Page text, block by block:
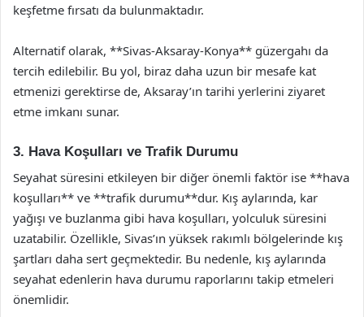
keşfetme fırsatı da bulunmaktadır.
Alternatif olarak, **Sivas-Aksaray-Konya** güzergahı da
tercih edilebilir. Bu yol, biraz daha uzun bir mesafe kat
etmenizi gerektirse de, Aksaray’ın tarihi yerlerini ziyaret
etme imkanı sunar.
3. Hava Koşulları ve Trafik Durumu
Seyahat süresini etkileyen bir diğer önemli faktör ise **hava
koşulları** ve **trafik durumu**dur. Kış aylarında, kar
yağışı ve buzlanma gibi hava koşulları, yolculuk süresini
uzatabilir. Özellikle, Sivas’ın yüksek rakımlı bölgelerinde kış
şartları daha sert geçmektedir. Bu nedenle, kış aylarında
seyahat edenlerin hava durumu raporlarını takip etmeleri
önemlidir.